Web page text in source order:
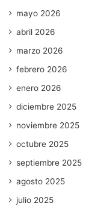
mayo 2026
abril 2026
marzo 2026
febrero 2026
enero 2026
diciembre 2025
noviembre 2025
octubre 2025
septiembre 2025
agosto 2025
julio 2025